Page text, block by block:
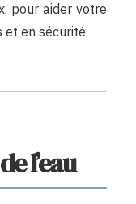
pour aider votre
et en sécurité.
l’eau